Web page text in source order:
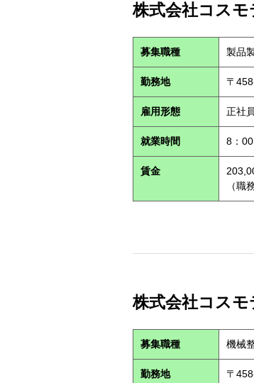
株式会社コス
募集職種 製品
勤務地 〒
雇用形態 正社
就業時間 8：
賃金
（職
株式会社コス
募集職種 機械
勤務地 〒